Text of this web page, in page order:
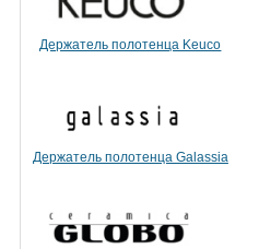
Держатель полотенца Keuco
Держатель полотенца Galassia